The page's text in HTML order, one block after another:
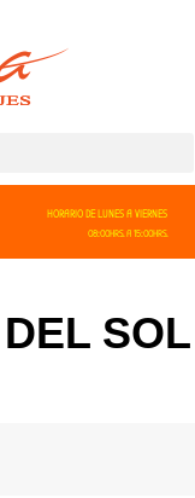
HORARIO DE LUNES A VIERNES
08:00HRS. A 15:00HRS.
SOL